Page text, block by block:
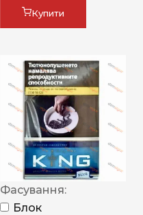
Купити
Фасування:
Блок